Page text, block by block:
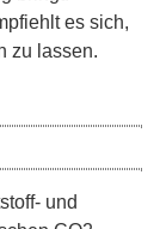
es sich,
zu lassen.
und